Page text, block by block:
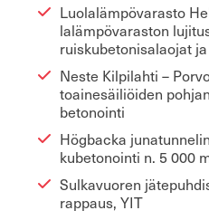
Luo­la­läm­pö­va­ras­to
la­läm­pö­va­ras­ton
ruis­ku­be­to­ni­sa­lao­jat
Neste Kil­pi­lah­ti –
toai­ne­säi­liöi­den
be­to­noin­ti
Hög­bac­ka
ku­be­to­noin­ti n. 5 000
Sul­ka­vuo­ren
rap­paus, YIT